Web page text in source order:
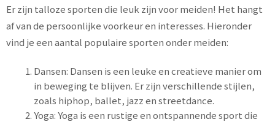
Er zijn talloze sporten die leuk zijn voor meiden! Het hangt
af van de persoonlijke voorkeur en interesses. Hieronder
vind je een aantal populaire sporten onder meiden:
Dansen: Dansen is een leuke en creatieve manier om
in beweging te blijven. Er zijn verschillende stijlen,
zoals hiphop, ballet, jazz en streetdance.
Yoga: Yoga is een rustige en ontspannende sport die